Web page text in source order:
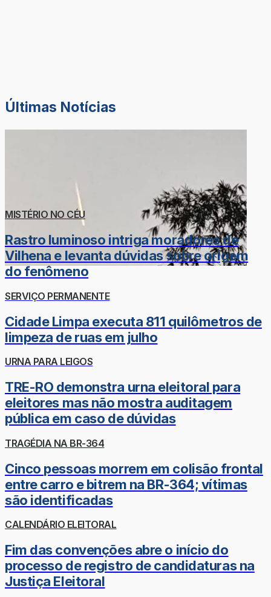
Últimas Notícias
MISTÉRIO NO CÉU
Rastro luminoso intriga moradores de
Vilhena e levanta dúvidas sobre origem
do fenômeno
SERVIÇO PERMANENTE
Cidade Limpa executa 811 quilômetros de
limpeza de ruas em julho
URNA PARA LEIGOS
TRE-RO demonstra urna eleitoral para
eleitores mas não mostra auditagem
pública em caso de dúvidas
TRAGÉDIA NA BR-364
Cinco pessoas morrem em colisão frontal
entre carro e bitrem na BR-364; vítimas
são identificadas
CALENDÁRIO ELEITORAL
Fim das convenções abre o início do
processo de registro de candidaturas na
Justiça Eleitoral